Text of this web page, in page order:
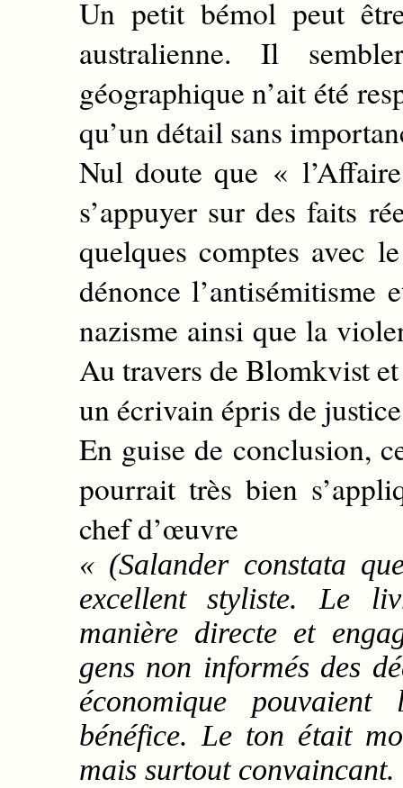
Un petit bémol peut
australienne. Il
géographique n’ait été
qu’un détail sans
Nul doute que «
s’appuyer sur des faits
quelques comptes avec
dénonce l’antisémitisme
nazisme ainsi que la
Au travers de Blomkvist
un écrivain épris de
En guise de conclusion,
pourrait très bien
chef d’œuvre
« (Salander constata
excellent styliste. Le
manière directe et
gens non informés des
économique
bénéfice. Le ton était
mais surtout convaincant.